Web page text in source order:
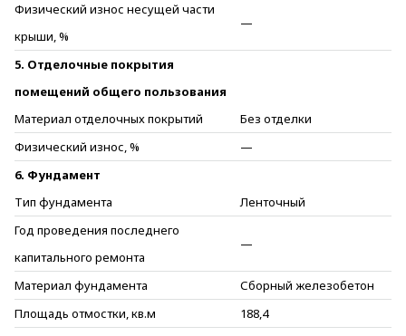
Физический износ несущей части
крыши, %
—
5. Отделочные покрытия
помещений общего пользования
Материал отделочных покрытий
Без отделки
Физический износ, %
—
6. Фундамент
Тип фундамента
Ленточный
Год проведения последнего
капитального ремонта
—
Материал фундамента
Сборный железобетон
Площадь отмостки, кв.м
188,4